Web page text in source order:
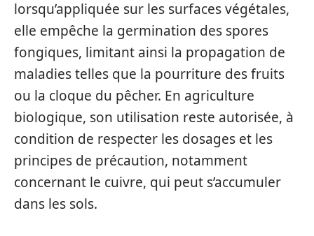
lorsqu’appliquée sur les surfaces végétales,
elle empêche la germination des spores
fongiques, limitant ainsi la propagation de
maladies telles que la pourriture des fruits
ou la cloque du pêcher. En agriculture
biologique, son utilisation reste autorisée, à
condition de respecter les dosages et les
principes de précaution, notamment
concernant le cuivre, qui peut s’accumuler
dans les sols.